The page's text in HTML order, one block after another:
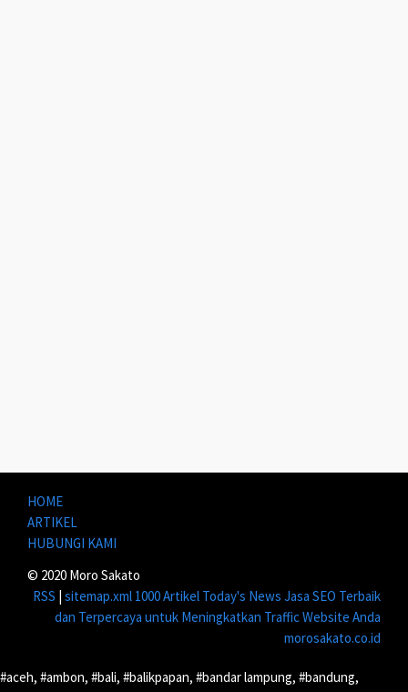
HOME
ARTIKEL
HUBUNGI KAMI
© 2020 Moro Sakato
RSS | sitemap.xml 1000 Artikel Today's News Jasa SEO Terbaik
dan Terpercaya untuk Meningkatkan Traffic Website Anda
morosakato.co.id
#aceh, #ambon, #bali, #balikpapan, #bandar lampung, #bandung,